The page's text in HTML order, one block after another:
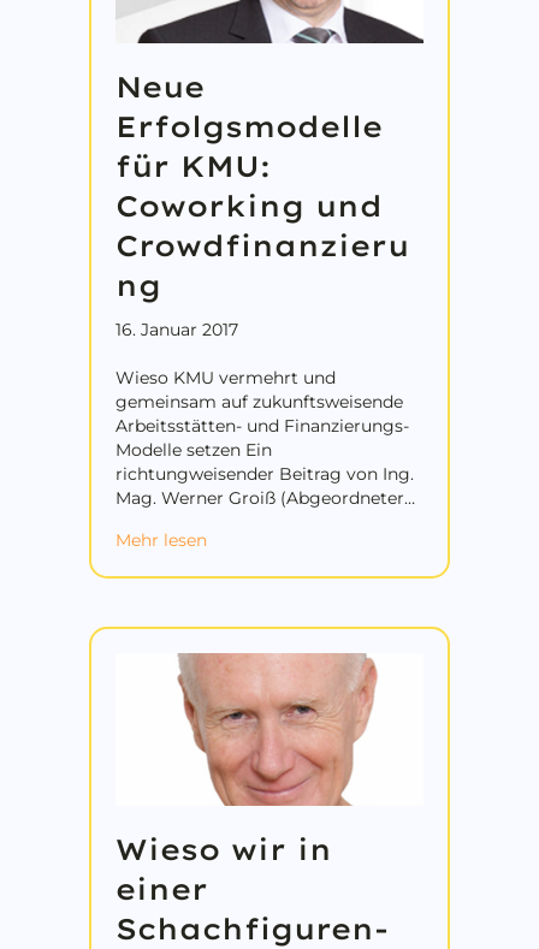
Neue
Erfolgsmodelle
für KMU:
Coworking und
Crowdfinanzieru
ng
16. Januar 2017
Wieso KMU vermehrt und
gemeinsam auf zukunftsweisende
Arbeitsstätten- und Finanzierungs-
Modelle setzen Ein
richtungweisender Beitrag von Ing.
Mag. Werner Groiß (Abgeordneter…
Mehr lesenabout Neue Erfolgsmodelle für KMU:
Wieso wir in
einer
Schachfiguren-